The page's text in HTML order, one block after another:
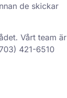
de skickar
Vårt team är
421-6510